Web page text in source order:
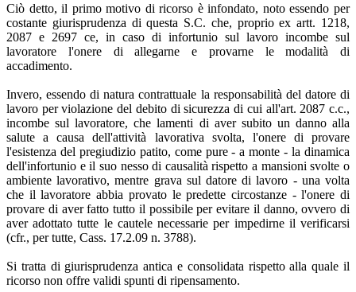
Ciò detto, il primo motivo di ricorso è infondato, noto essendo per
costante giurisprudenza di questa S.C. che, proprio ex artt. 1218,
2087 e 2697 ce, in caso di infortunio sul lavoro incombe sul
lavoratore l'onere di allegarne e provarne le modalità di
accadimento.
Invero, essendo di natura contrattuale la responsabilità del datore di
lavoro per violazione del debito di sicurezza di cui all'art. 2087 c.c.,
incombe sul lavoratore, che lamenti di aver subito un danno alla
salute a causa dell'attività lavorativa svolta, l'onere di provare
l'esistenza del pregiudizio patito, come pure - a monte - la dinamica
dell'infortunio e il suo nesso di causalità rispetto a mansioni svolte o
ambiente lavorativo, mentre grava sul datore di lavoro - una volta
che il lavoratore abbia provato le predette circostanze - l'onere di
provare di aver fatto tutto il possibile per evitare il danno, ovvero di
aver adottato tutte le cautele necessarie per impedirne il verificarsi
(cfr., per tutte, Cass. 17.2.09 n. 3788).
Si tratta di giurisprudenza antica e consolidata rispetto alla quale il
ricorso non offre validi spunti di ripensamento.